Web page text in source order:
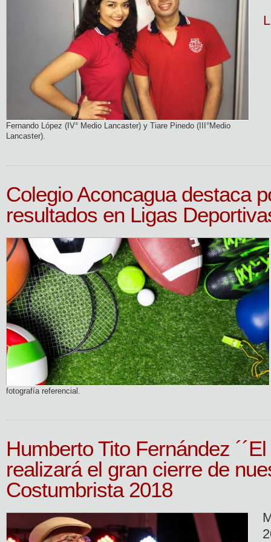
Fernando López (IV° Medio Lancaster) y Tiare Pinedo (III°Medio
Lancaster).
Colegio Aconcagua destaca
resultados en Ligas
fotografía referencial.
Humberto Tito Fernández ´´El
realizará el gran cierre de
Costumbrista 2018